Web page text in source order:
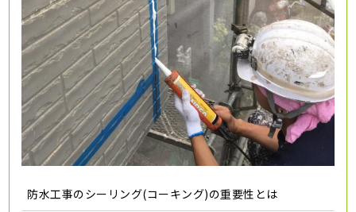
防水工事のシーリング(コーキング)の重要性とは